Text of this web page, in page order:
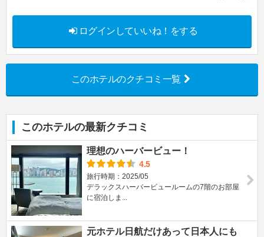
ログインしていいね！をする
このホテルのクチコミ一覧
このホテルの最新クチコミ
理想のハーバービュー！
4.5
旅行時期：2025/05
デラックスハーバービュールームの7階のお部屋
に宿泊しま...
元ホテル日航だけあって日本人にも